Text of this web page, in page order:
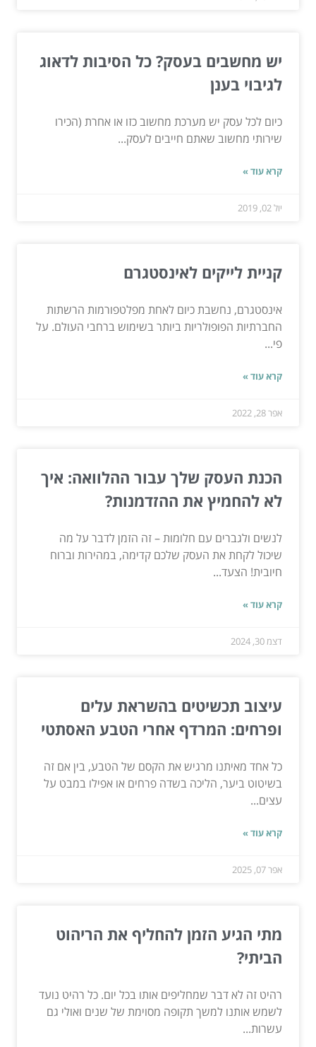
יש מחשבים בעסק? כל הסיבות לדאוג
לגיבוי בענן
כיום לכל עסק יש מערכת מחשוב כזו או אחרת (הכירו
שירותי מחשוב שאתם חייבים לעסק...
קרא עוד »
יול 02, 2019
קניית לייקים לאינסטגרם
אינסטגרם, נחשבת כיום לאחת מפלטפורמות הרשתות
החברתיות הפופולריות ביותר בשימוש ברחבי העולם. על
פי...
קרא עוד »
אפר 28, 2022
הכנת העסק שלך עבור ההלוואה: איך
לא להחמיץ את ההזדמנות?
לנשים ולגברים עם חלומות – זה הזמן לדבר על מה
שיכול לקחת את העסק שלכם קדימה, במהירות וברוח
חיובית! הצעד...
קרא עוד »
דצמ 30, 2024
עיצוב תכשיטים בהשראת עלים
ופרחים: המרדף אחרי הטבע האסתטי
כל אחד מאיתנו מרגיש את הקסם של הטבע, בין אם זה
בשיטוט ביער, הליכה בשדה פרחים או אפילו במבט על
עצים...
קרא עוד »
אפר 07, 2025
מתי הגיע הזמן להחליף את הריהוט
הביתי?
רהיט זה לא דבר שמחליפים אותו בכל יום. כל רהיט נועד
לשמש אותנו למשך תקופה מסוימת של שנים ואולי גם
עשרות...